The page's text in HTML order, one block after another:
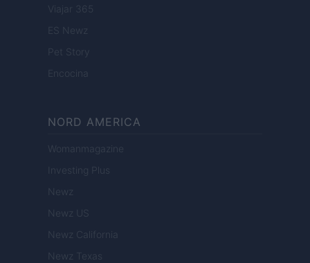
Viajar 365
ES Newz
Pet Story
Encocina
NORD AMERICA
Womanmagazine
Investing Plus
Newz
Newz US
Newz California
Newz Texas